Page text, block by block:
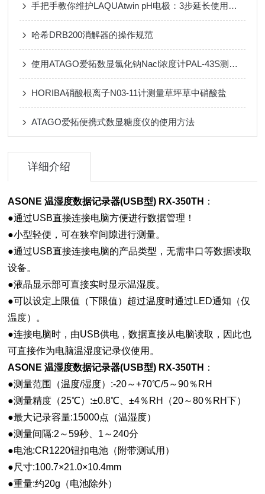
手把手教你维护LAQUAtwin pH电极：3步延长使用寿命2倍以上
哈希DRB200消解器的操作规范
使用ATAGO爱拓数显氯化钠Nacl浓度计PAL-43S测量融雪剂浓度
HORIBA硝酸根离子N03-11计测量草坪草中硝酸盐
ATAGO爱拓便携式数显糖度仪的使用方法
详细介绍
ASONE 温湿度数据记录器(USB型) RX-350TH ：
●通过USB直接连接电脑方便进行数据管理！
●小型轻便，可在狭窄间隙进行测量。
●通过USB直接连接电脑的产品类型，无需串口等数据读取
设备。
●液晶显示部可直接实时显示温湿度。
●可以设定上限值（下限值）超过温度时通过LED通知（仅
温度）。
●连接电脑时，由USB供电，数据直接从电脑读取，因此也
可直接作为电脑温湿度记录仪使用。
ASONE 温湿度数据记录器(USB型) RX-350TH ：
●测量范围（温度/湿度）:-20～+70℃/5～90％RH
●测量精度（25℃）:±0.8℃、±4％RH（20～80％RH下）
●最大记录容量:15000点（温湿度）
●测量间隔:2～59秒、1～240分
●电池:CR1220钮扣电池（附带测试用）
●尺寸:100.7×21.0×10.4mm
●重量:约20g（电池除外）